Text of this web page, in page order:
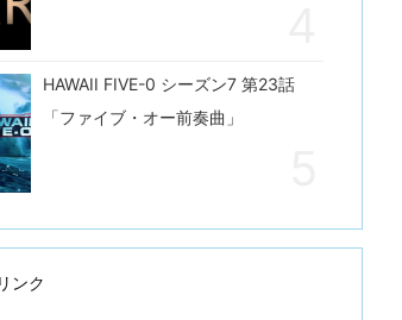
HAWAII FIVE-0 シーズン7 第23話
「ファイブ・オー前奏曲」
ンク